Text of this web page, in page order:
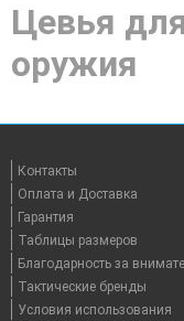
Цевья
оружия
Контакты
Оплата и Доставка
Гарантия
Таблицы размеров
Благодарность за
Тактические бренды
Условия использования